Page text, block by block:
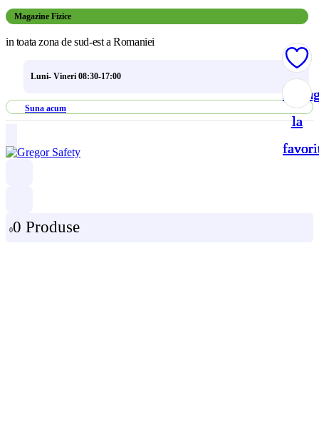
Magazine Fizice
in toata zona de sud-est a Romaniei
Luni- Vineri 08:30-17:00
Suna acum
00 Produse
la
la
la
la